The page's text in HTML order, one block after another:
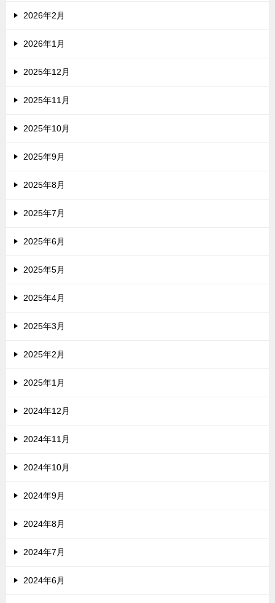
2026年2月
2026年1月
2025年12月
2025年11月
2025年10月
2025年9月
2025年8月
2025年7月
2025年6月
2025年5月
2025年4月
2025年3月
2025年2月
2025年1月
2024年12月
2024年11月
2024年10月
2024年9月
2024年8月
2024年7月
2024年6月